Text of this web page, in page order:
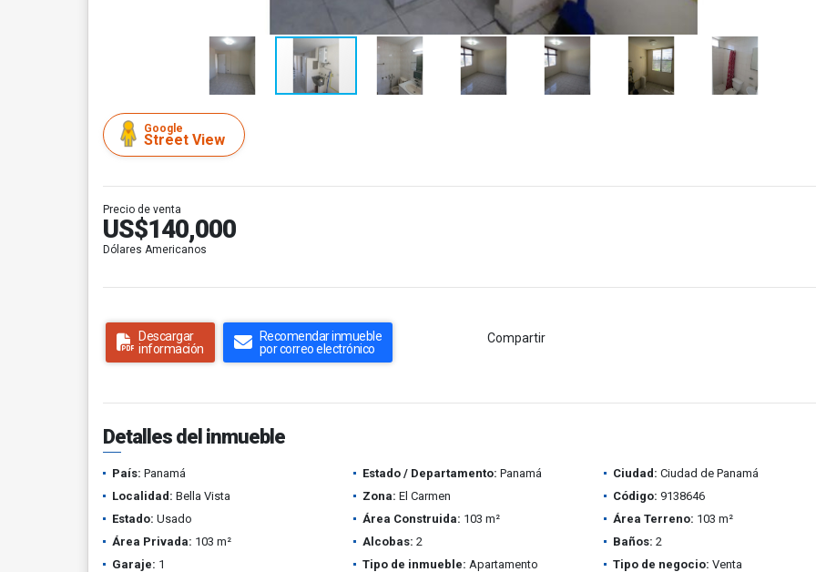
Google
Street View
Precio de venta
US$140,000
Dólares Americanos
Descargar
información
Recomendar inmueble
por correo electrónico
Compartir
Detalles del inmueble
País: Panamá Estado / Departamento: Panamá Ciudad: Ciudad de Panamá
Localidad: Bella Vista Zona: El Carmen Código: 9138646
Estado: Usado Área Construida: 103 m² Área Terreno: 103 m²
Área Privada: 103 m² Alcobas: 2 Baños: 2
Garaje: 1 Tipo de inmueble: Apartamento Tipo de negocio: Venta